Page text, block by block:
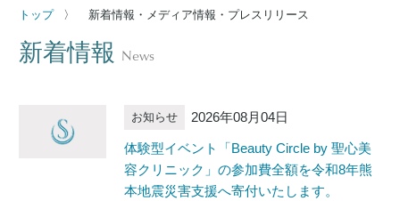
トップ 新着情報・メディア情報・プレスリリース
新着情報 News
お知らせ 2026年08月04日
体験型イベント「Beauty Circle by 聖心美
容クリニック」の参加費全額を令和8年熊
本地震災害支援へ寄付いたします。